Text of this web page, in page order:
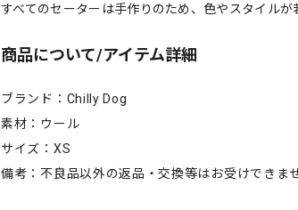
すべてのセーターは手作りのため、色やスタイルが
商品について/アイテム詳細
ブランド：Chilly Dog
素材：ウール
サイズ：XS
備考：不良品以外の返品・交換等はお受けでき